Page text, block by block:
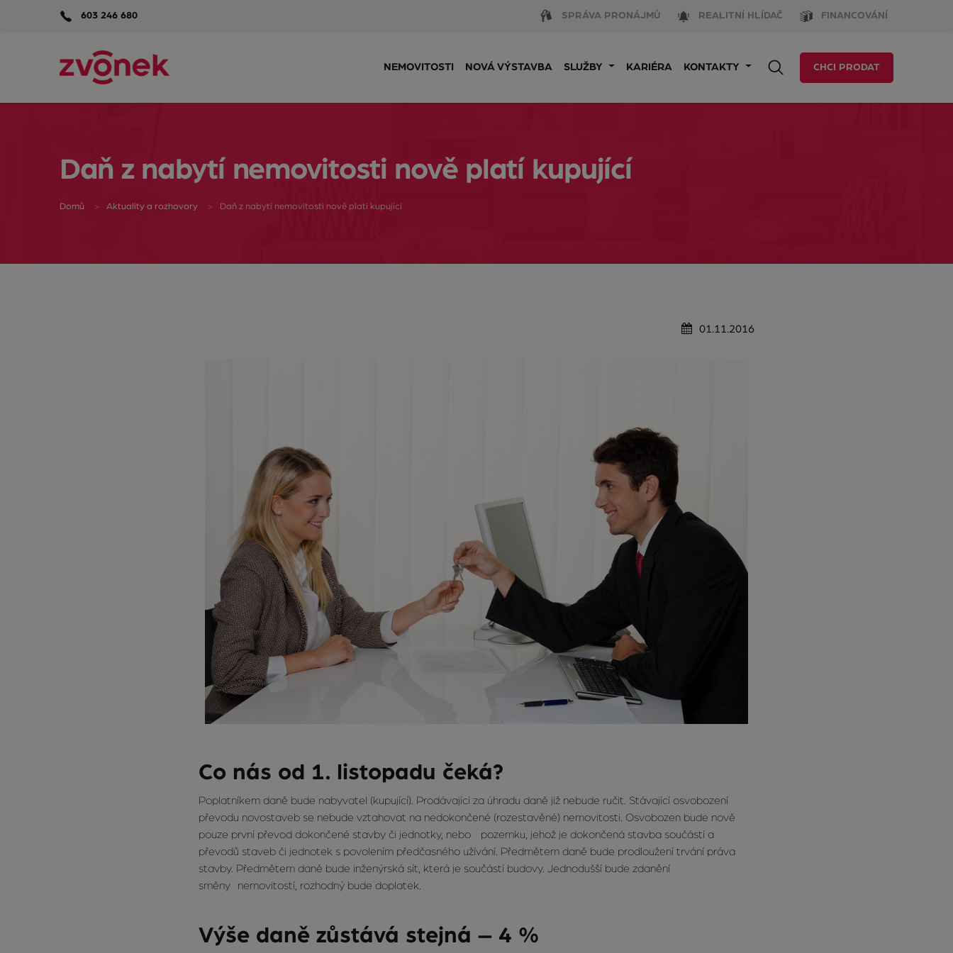
603 246 680 SPRÁVA PRONÁJMŮ REALITNÍ HLÍDAČ FINANCOVÁNÍ
NEMOVITOSTI NOVÁ VÝSTAVBA SLUŽBY KARIÉRA KONTAKTY CHCI PRODAT
Daň z nabytí nemovitosti nově platí kupující
Domů Aktuality a rozhovory Daň z nabytí nemovitosti nově platí kupující
01.11.2016
Co nás od 1. listopadu čeká?
Poplatníkem daně bude nabyvatel (kupující). Prodávající za úhradu daně již nebude ručit. Stávající osvobození
převodu novostaveb se nebude vztahovat na nedokončené (rozestavěné) nemovitosti. Osvobozen bude nově
pouze první převod dokončené stavby či jednotky, nebo pozemku, jehož je dokončená stavba součástí a
převodů staveb či jednotek s povolením předčasného užívání. Předmětem daně bude prodloužení trvání práva
stavby. Předmětem daně bude inženýrská sít, která je součástí budovy. Jednodušší bude zdanění
směny nemovitostí, rozhodný bude doplatek.
Výše daně zůstává stejná – 4 %